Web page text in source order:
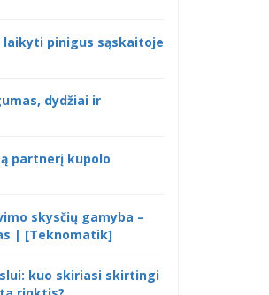
pinigus sąskaitoje
dydžiai ir
partnerį kupolo
skysčių gamyba –
| [Teknomatik]
kuo skiriasi skirtingi